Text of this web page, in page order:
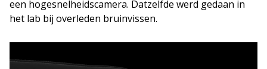
een hogesnelheidscamera. Datzelfde werd gedaan in
het lab bij overleden bruinvissen.